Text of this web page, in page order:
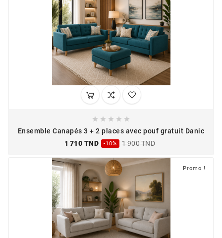
    
Ensemble Canapés 3 + 2 places avec pouf gratuit Danic
1 710 TND
-10% 1 900 TND
Promo !